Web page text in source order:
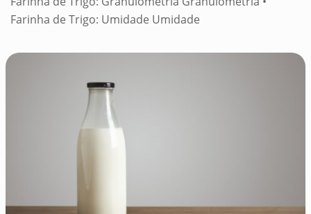
Farinha de Trigo: Umidade Umidade